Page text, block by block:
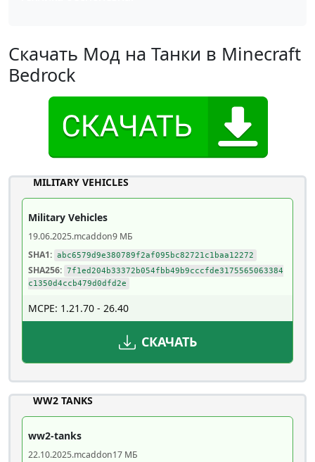
Скачать Мод на Танки в Minecraft
Bedrock
MILITARY VEHICLES
Military Vehicles
19.06.2025.mcaddon9 МБ
SHA1: abc6579d9e380789f2af095bc82721c1baa12272
SHA256: 7f1ed204b33372b054fbb49b9cccfde3175565063384
c1350d4ccb479d0dfd2e
MCPE: 1.21.70 - 26.40
СКАЧАТЬ
WW2 TANKS
ww2-tanks
22.10.2025.mcaddon17 МБ